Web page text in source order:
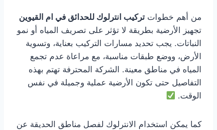
من أهم خطوات تركيب انترلوك للحدائق في ام القيوين
تجهيز الأرضية بطريقة لا تؤثر على تصريف المياه أو نمو
النباتات. يجب تحديد مسارات التركيب بعناية، وتسوية
الأرض، ووضع طبقات مناسبة، مع مراعاة عدم تجمع
المياه في مناطق معينة. الشركة المحترفة تهتم بهذه
التفاصيل حتى تكون الأرضية عملية وجميلة في نفس
الوقت.
كما يمكن استخدام الانترلوك لفصل مناطق الحديقة عن